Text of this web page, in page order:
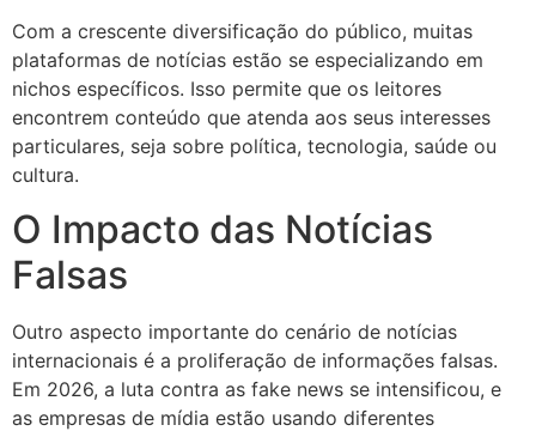
Com a crescente diversificação do público, muitas
plataformas de notícias estão se especializando em
nichos específicos. Isso permite que os leitores
encontrem conteúdo que atenda aos seus interesses
particulares, seja sobre política, tecnologia, saúde ou
cultura.
O Impacto das Notícias
Falsas
Outro aspecto importante do cenário de notícias
internacionais é a proliferação de informações falsas.
Em 2026, a luta contra as fake news se intensificou, e
as empresas de mídia estão usando diferentes